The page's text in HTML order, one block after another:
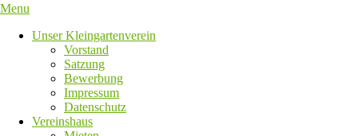
Menu
Unser Kleingartenverein
Vorstand
Satzung
Bewerbung
Impressum
Datenschutz
Vereinshaus